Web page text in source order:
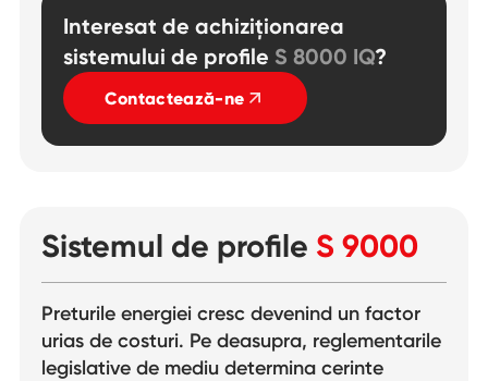
Interesat de achiziționarea
sistemului de profile S 8000 IQ?
Contactează-ne
Sistemul de profile S 9000
Preturile energiei cresc devenind un factor
urias de costuri. Pe deasupra, reglementarile
legislative de mediu determina cerinte